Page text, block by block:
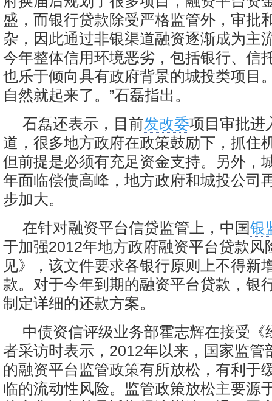
盛，而银行贷款除受严格监管外，审批
杂，因此通过非银渠道融资逐渐成为主
今年整体信用环境恶劣，包括银行、信
也乐于倾向具有政府背景的城投类项目
自然就起来了。”石磊指出。
石磊还表示，目前发改委项目审批进
道，很多地方政府在政策鼓励下，抓住
但前提是必须有充足资金支持。另外，
年面临偿债高峰，地方政府和城投公司
步加大。
在针对融资平台信贷监管上，中国银
于加强2012年地方政府融资平台贷款风
见》，该文件要求各银行原则上不得新
款。对于今年到期的融资平台贷款，银
制定详细的还款方案。
中债资信评级业务部霍志辉在接受《
者采访时表示，2012年以来，国家监管
的融资平台监管政策有所放松，有利于
临的流动性风险。监管政策放松主要源